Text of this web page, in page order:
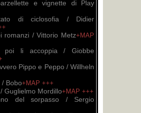
e vignette di Play
di ciclosofia / Didier
romanzi / Vittorio Metz+MAP
li accoppia / Giobbe
Pippo e Peppo / Willheln
/ Bobo+MAP +++
Guglielmo Mordillo+MAP +++
del sorpasso / Sergio